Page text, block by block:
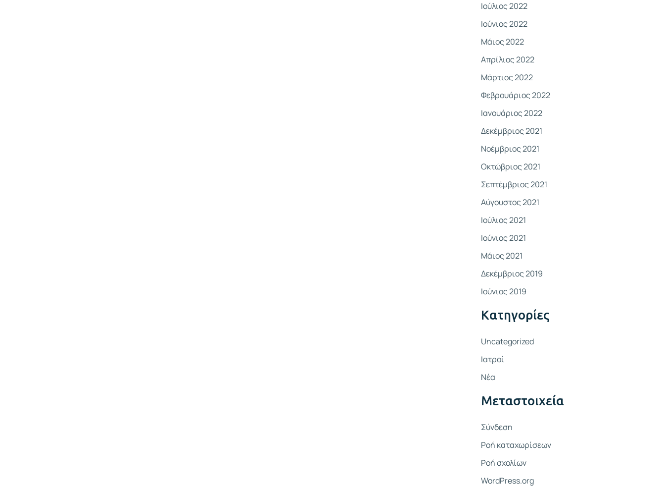
Ιούλιος 2022
Ιούνιος 2022
Μάιος 2022
Απρίλιος 2022
Μάρτιος 2022
Φεβρουάριος 2022
Ιανουάριος 2022
Δεκέμβριος 2021
Νοέμβριος 2021
Οκτώβριος 2021
Σεπτέμβριος 2021
Αύγουστος 2021
Ιούλιος 2021
Ιούνιος 2021
Μάιος 2021
Δεκέμβριος 2019
Ιούνιος 2019
Kατηγορίες
Uncategorized
Ιατροί
Νέα
Μεταστοιχεία
Σύνδεση
Ροή καταχωρίσεων
Ροή σχολίων
WordPress.org